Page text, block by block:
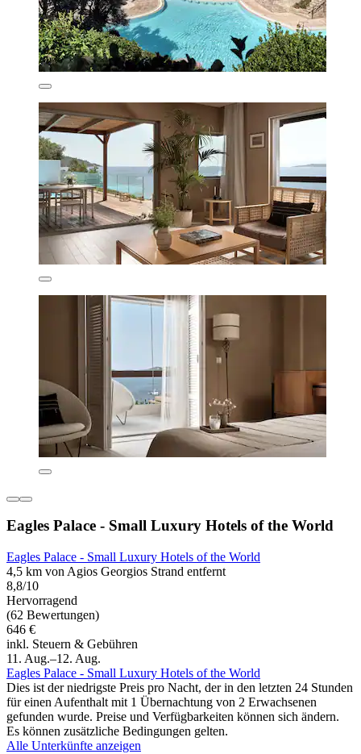
Eagles Palace - Small Luxury Hotels of the World
Eagles Palace - Small Luxury Hotels of the World
4,5 km von Agios Georgios Strand entfernt
8,8/10
Hervorragend
(62 Bewertungen)
646 €
inkl. Steuern & Gebühren
11. Aug.–12. Aug.
Eagles Palace - Small Luxury Hotels of the World
Dies ist der niedrigste Preis pro Nacht, der in den letzten 24 Stunden
für einen Aufenthalt mit 1 Übernachtung von 2 Erwachsenen
gefunden wurde. Preise und Verfügbarkeiten können sich ändern.
Es können zusätzliche Bedingungen gelten.
Alle Unterkünfte anzeigen